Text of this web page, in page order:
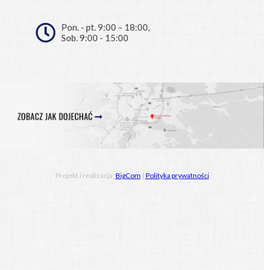
Pon. - pt. 9:00 – 18:00,
Sob. 9:00 - 15:00
Projekt i realizacja: BigCom | Polityka prywatności